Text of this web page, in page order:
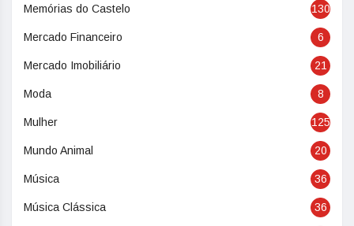
Memórias do Castelo 130
Mercado Financeiro 6
Mercado Imobiliário 21
Moda 8
Mulher 125
Mundo Animal 20
Música 36
Música Clássica 36